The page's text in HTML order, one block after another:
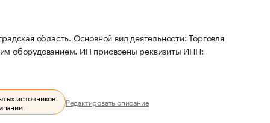
область. Основной вид деятельности: Торговля
оборудованием. ИП присвоены реквизиты ИНН:
источников.
Редактировать описание